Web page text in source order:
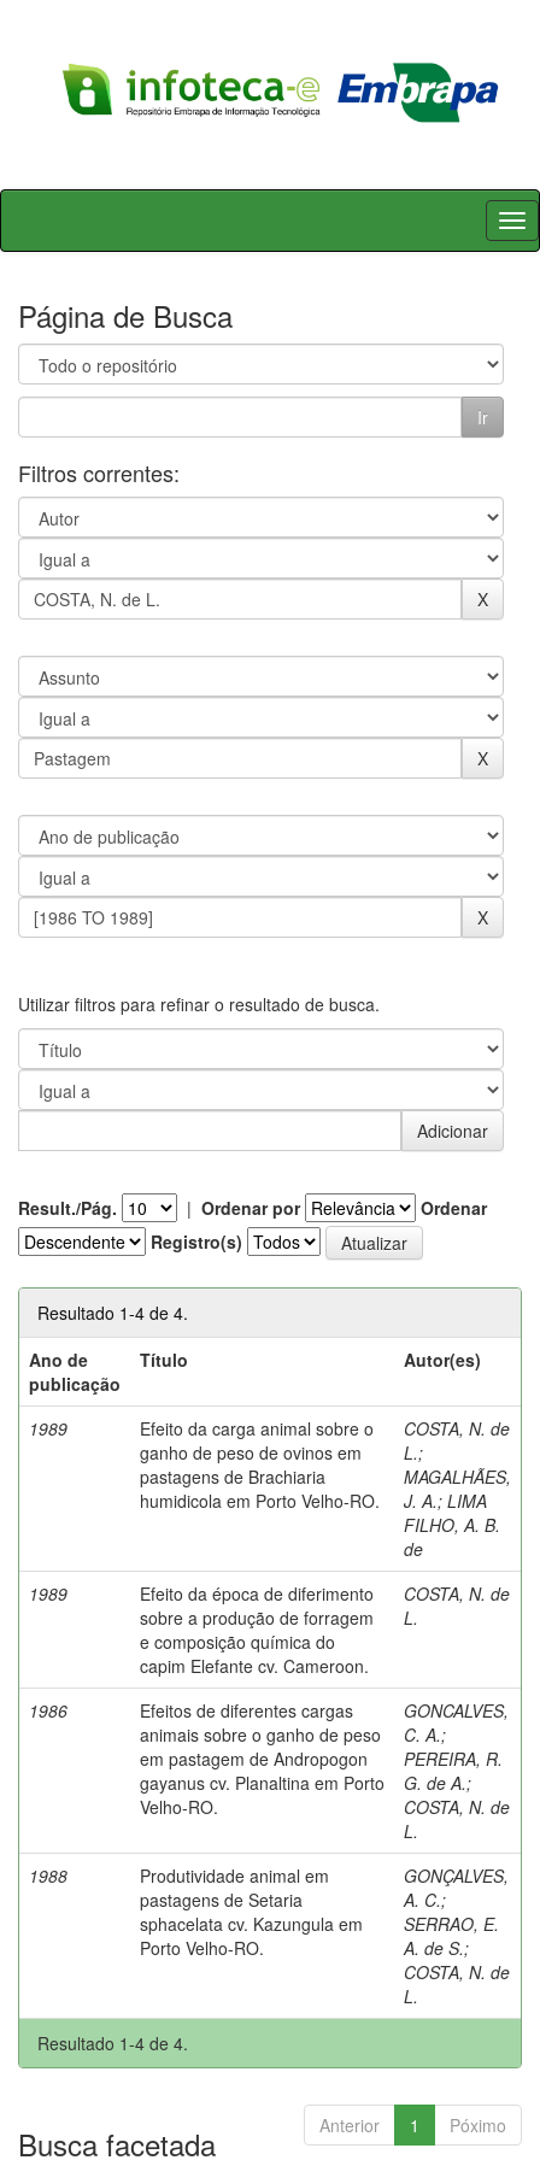
Skip
Página de Busca
Filtros correntes:
Utilizar filtros para refinar o resultado de busca.
Result./Pág. | Ordenar por
Ordenar
Registro(s)
Resultado 1-4 de 4.
Ano de
publicação
Título Autor(es)
1989
Efeito da carga animal sobre o
ganho de peso de ovinos em
pastagens de Brachiaria
humidicola em Porto Velho-RO.
COSTA, N. de
L.;
MAGALHÃES,
J. A.; LIMA
FILHO, A. B.
de
1989
Efeito da época de diferimento
sobre a produção de forragem
e composição química do
capim Elefante cv. Cameroon.
COSTA, N. de
L.
1986
Efeitos de diferentes cargas
animais sobre o ganho de peso
em pastagem de Andropogon
gayanus cv. Planaltina em Porto
Velho-RO.
GONCALVES,
C. A.;
PEREIRA, R.
G. de A.;
COSTA, N. de
L.
1988
Produtividade animal em
pastagens de Setaria
sphacelata cv. Kazungula em
Porto Velho-RO.
GONÇALVES,
A. C.;
SERRAO, E.
A. de S.;
COSTA, N. de
L.
Resultado 1-4 de 4.
Anterior 1 Póximo
Busca facetada